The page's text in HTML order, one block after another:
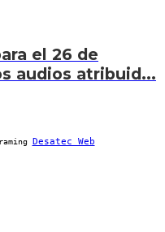
el 26 de
audios atribuid...
Desatec Web